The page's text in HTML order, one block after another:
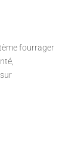
fourrager